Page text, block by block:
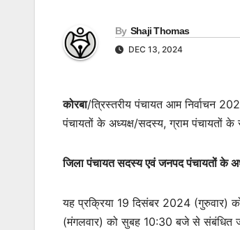
By Shaji Thomas
DEC 13, 2024
कोरबा/त्रिस्तरीय पंचायत आम निर्वाचन
पंचायतों के अध्यक्ष/सदस्य, ग्राम पंचायतों
जिला पंचायत सदस्य एवं जनपद पंचायतों के
यह प्रक्रिया 19 दिसंबर 2024 (गुरुवार)
(मंगलवार) को सुबह 10:30 बजे से संबंधित